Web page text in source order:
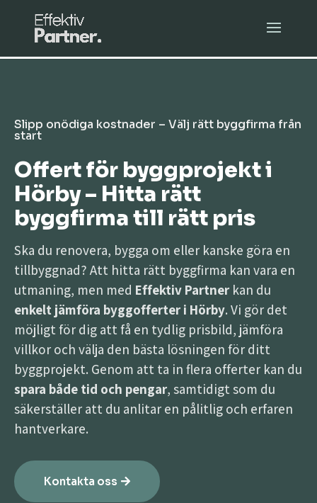
Slipp onödiga kostnader – Välj rätt byggfirma från
start
Offert för byggprojekt i
Hörby – Hitta rätt
byggfirma till rätt pris
Ska du renovera, bygga om eller kanske göra en
tillbyggnad? Att hitta rätt byggfirma kan vara en
utmaning, men med Effektiv Partner kan du
enkelt jämföra byggofferter i Hörby. Vi gör det
möjligt för dig att få en tydlig prisbild, jämföra
villkor och välja den bästa lösningen för ditt
byggprojekt. Genom att ta in flera offerter kan du
spara både tid och pengar, samtidigt som du
säkerställer att du anlitar en pålitlig och erfaren
hantverkare.
Kontakta oss